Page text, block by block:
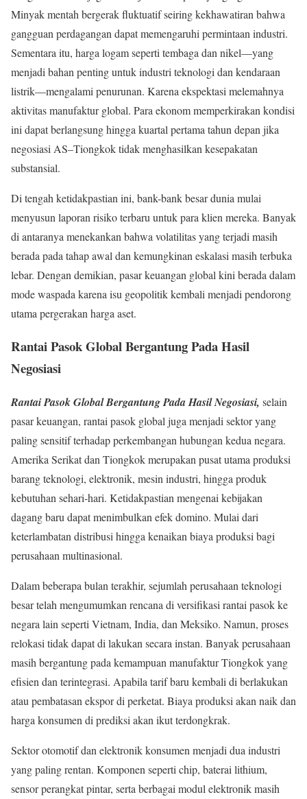
Minyak mentah bergerak fluktuatif seiring kekhawatiran bahwa
gangguan perdagangan dapat memengaruhi permintaan industri.
Sementara itu, harga logam seperti tembaga dan nikel—yang
menjadi bahan penting untuk industri teknologi dan kendaraan
listrik—mengalami penurunan. Karena ekspektasi melemahnya
aktivitas manufaktur global. Para ekonom memperkirakan kondisi
ini dapat berlangsung hingga kuartal pertama tahun depan jika
negosiasi AS–Tiongkok tidak menghasilkan kesepakatan
substansial.
Di tengah ketidakpastian ini, bank-bank besar dunia mulai
menyusun laporan risiko terbaru untuk para klien mereka. Banyak
di antaranya menekankan bahwa volatilitas yang terjadi masih
berada pada tahap awal dan kemungkinan eskalasi masih terbuka
lebar. Dengan demikian, pasar keuangan global kini berada dalam
mode waspada karena isu geopolitik kembali menjadi pendorong
utama pergerakan harga aset.
Rantai Pasok Global Bergantung Pada Hasil
Negosiasi
Rantai Pasok Global Bergantung Pada Hasil Negosiasi, selain
pasar keuangan, rantai pasok global juga menjadi sektor yang
paling sensitif terhadap perkembangan hubungan kedua negara.
Amerika Serikat dan Tiongkok merupakan pusat utama produksi
barang teknologi, elektronik, mesin industri, hingga produk
kebutuhan sehari-hari. Ketidakpastian mengenai kebijakan
dagang baru dapat menimbulkan efek domino. Mulai dari
keterlambatan distribusi hingga kenaikan biaya produksi bagi
perusahaan multinasional.
Dalam beberapa bulan terakhir, sejumlah perusahaan teknologi
besar telah mengumumkan rencana di versifikasi rantai pasok ke
negara lain seperti Vietnam, India, dan Meksiko. Namun, proses
relokasi tidak dapat di lakukan secara instan. Banyak perusahaan
masih bergantung pada kemampuan manufaktur Tiongkok yang
efisien dan terintegrasi. Apabila tarif baru kembali di berlakukan
atau pembatasan ekspor di perketat. Biaya produksi akan naik dan
harga konsumen di prediksi akan ikut terdongkrak.
Sektor otomotif dan elektronik konsumen menjadi dua industri
yang paling rentan. Komponen seperti chip, baterai lithium,
sensor perangkat pintar, serta berbagai modul elektronik masih